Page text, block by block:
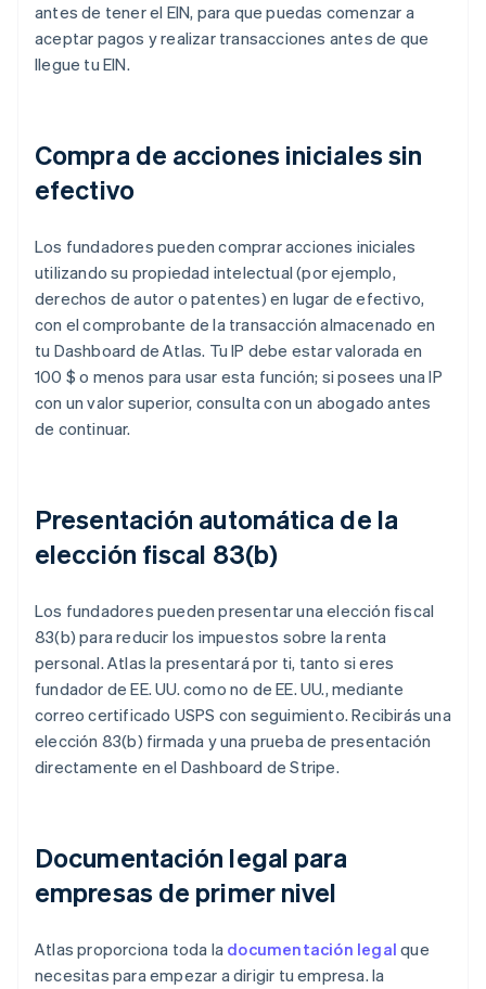
antes de tener el EIN, para que puedas comenzar a
aceptar pagos y realizar transacciones antes de que
llegue tu EIN.
Compra de acciones iniciales sin
efectivo
Los fundadores pueden comprar acciones iniciales
utilizando su propiedad intelectual (por ejemplo,
derechos de autor o patentes) en lugar de efectivo,
con el comprobante de la transacción almacenado en
tu Dashboard de Atlas. Tu IP debe estar valorada en
100 $ o menos para usar esta función; si posees una IP
con un valor superior, consulta con un abogado antes
de continuar.
Presentación automática de la
elección fiscal 83(b)
Los fundadores pueden presentar una elección fiscal
83(b) para reducir los impuestos sobre la renta
personal. Atlas la presentará por ti, tanto si eres
fundador de EE. UU. como no de EE. UU., mediante
correo certificado USPS con seguimiento. Recibirás una
elección 83(b) firmada y una prueba de presentación
directamente en el Dashboard de Stripe.
Documentación legal para
empresas de primer nivel
Atlas proporciona toda la documentación legal que
necesitas para empezar a dirigir tu empresa. la